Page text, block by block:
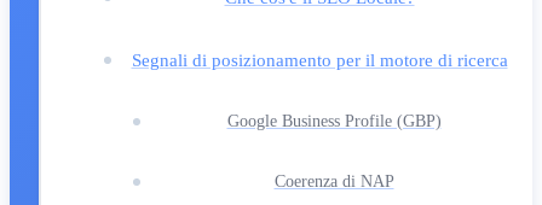
Segnali di posizionamento per il motore di ricerca
Google Business Profile (GBP)
Coerenza di NAP